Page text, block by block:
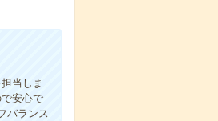
当しま
安心で
バランス